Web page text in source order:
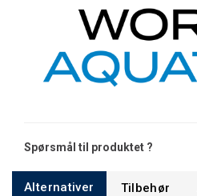
Spørsmål til produktet ?
Alternativer Tilbehør